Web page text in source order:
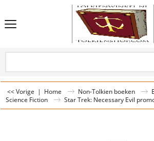
<< Vorige | Home Non-Tolkien boeken
Science Fiction
Star Trek: Necessary Evil